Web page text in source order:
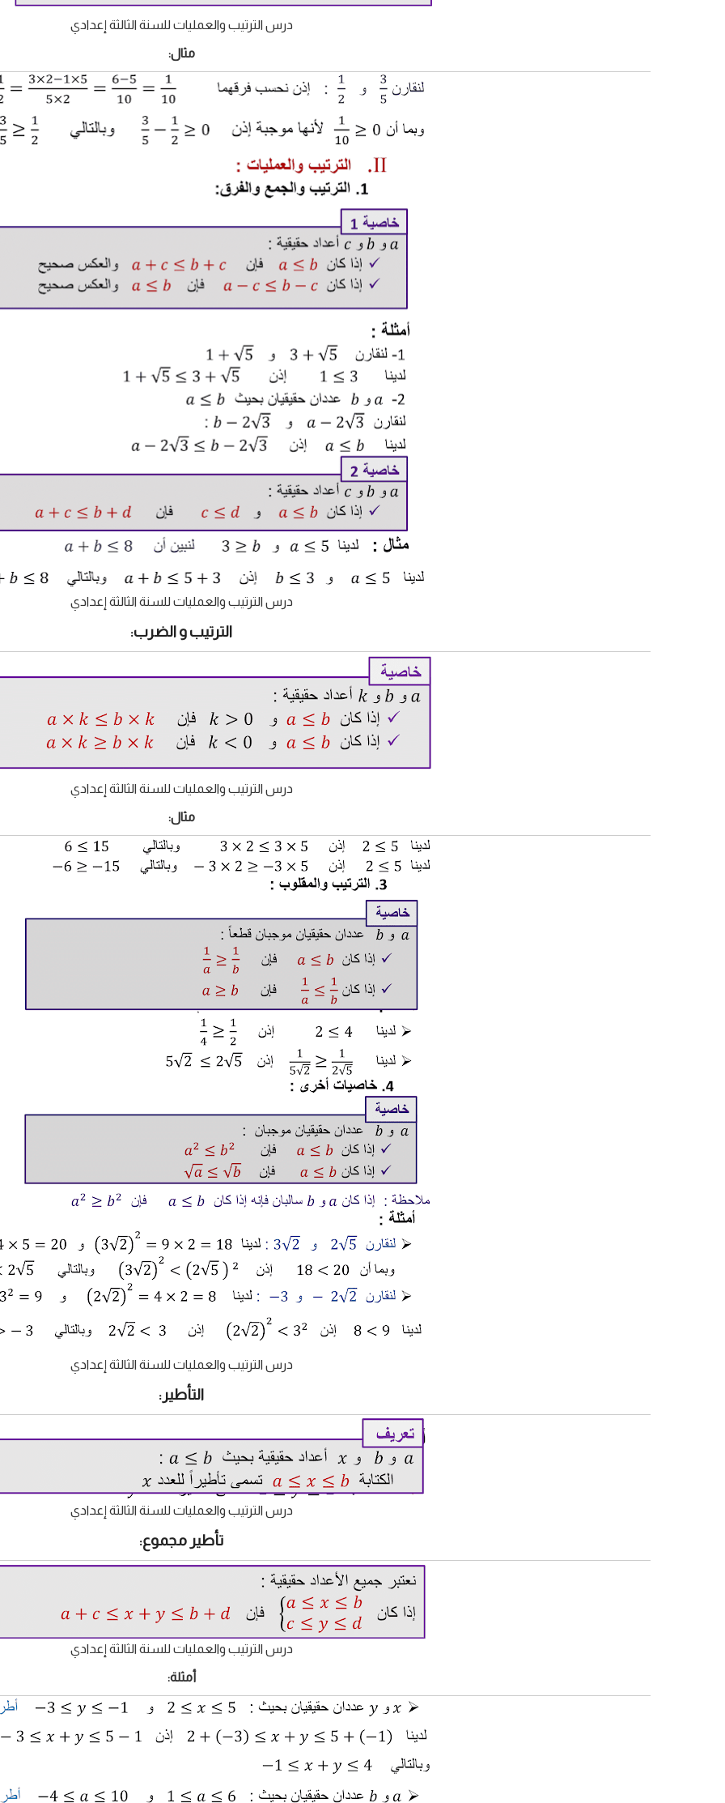
درس الترتيب والعمليات للسنة الثالثة إعدادي
مثال:
درس الترتيب والعمليات للسنة الثالثة إعدادي
الترتيب و الضرب:
درس الترتيب والعمليات للسنة الثالثة إعدادي
مثال:
درس الترتيب والعمليات للسنة الثالثة إعدادي
التأطير:
درس الترتيب والعمليات للسنة الثالثة إعدادي
تأطير مجموع:
درس الترتيب والعمليات للسنة الثالثة إعدادي
أمثلة: